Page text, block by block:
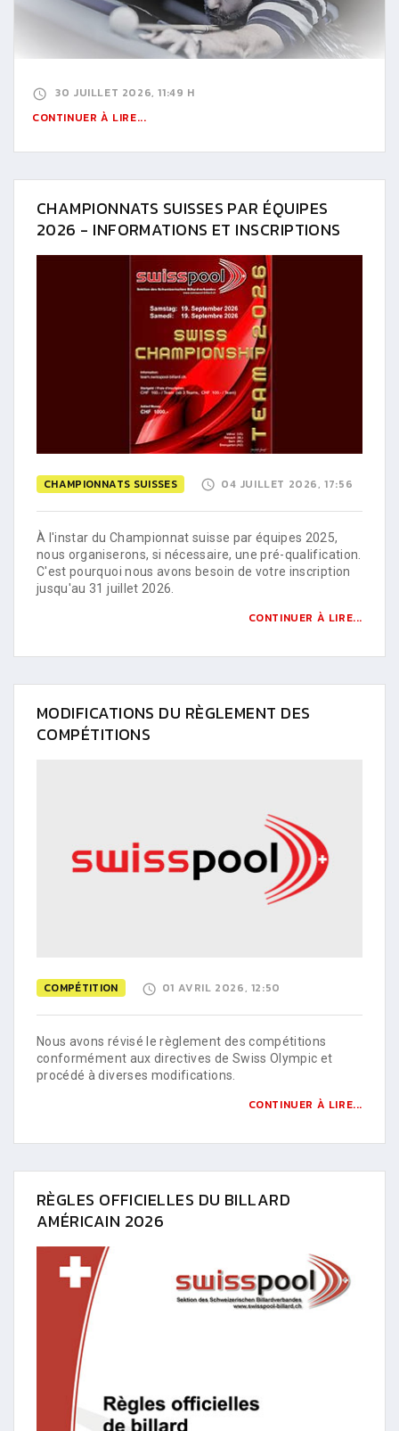
30 JUILLET 2026, 11:49 H
CONTINUER À LIRE...
CHAMPIONNATS SUISSES PAR ÉQUIPES
2026 - INFORMATIONS ET INSCRIPTIONS
CHAMPIONNATS SUISSES 04 JUILLET 2026, 17:56
À l'instar du Championnat suisse par équipes 2025,
nous organiserons, si nécessaire, une pré-qualification.
C'est pourquoi nous avons besoin de votre inscription
jusqu'au 31 juillet 2026.
CONTINUER À LIRE...
MODIFICATIONS DU RÈGLEMENT DES
COMPÉTITIONS
COMPÉTITION 01 AVRIL 2026, 12:50
Nous avons révisé le règlement des compétitions
conformément aux directives de Swiss Olympic et
procédé à diverses modifications.
CONTINUER À LIRE...
RÈGLES OFFICIELLES DU BILLARD
AMÉRICAIN 2026